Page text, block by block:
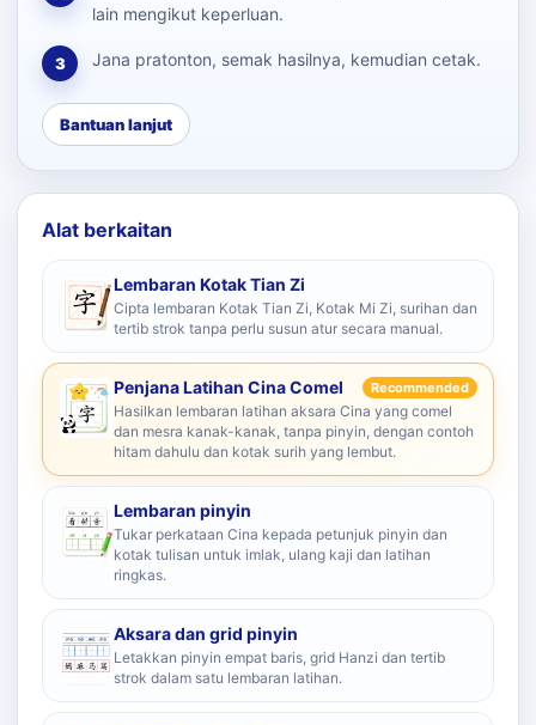
lain mengikut keperluan.
3 Jana pratonton, semak hasilnya, kemudian cetak.
Bantuan lanjut
Alat berkaitan
Lembaran Kotak Tian Zi
Cipta lembaran Kotak Tian Zi, Kotak Mi Zi, surihan dan
tertib strok tanpa perlu susun atur secara manual.
Penjana Latihan Cina Comel Recommended
Hasilkan lembaran latihan aksara Cina yang comel
dan mesra kanak-kanak, tanpa pinyin, dengan contoh
hitam dahulu dan kotak surih yang lembut.
Lembaran pinyin
Tukar perkataan Cina kepada petunjuk pinyin dan
kotak tulisan untuk imlak, ulang kaji dan latihan
ringkas.
Aksara dan grid pinyin
Letakkan pinyin empat baris, grid Hanzi dan tertib
strok dalam satu lembaran latihan.